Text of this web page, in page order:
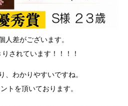
人差がございます。
されています！！！！
、わかりやすいですね。
トを頂いております。